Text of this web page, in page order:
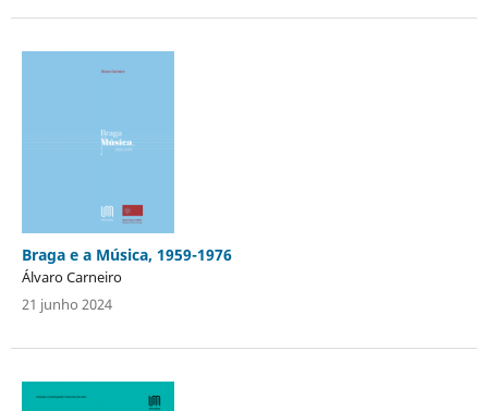
Braga e a Música, 1959-1976
Álvaro Carneiro
21 junho 2024